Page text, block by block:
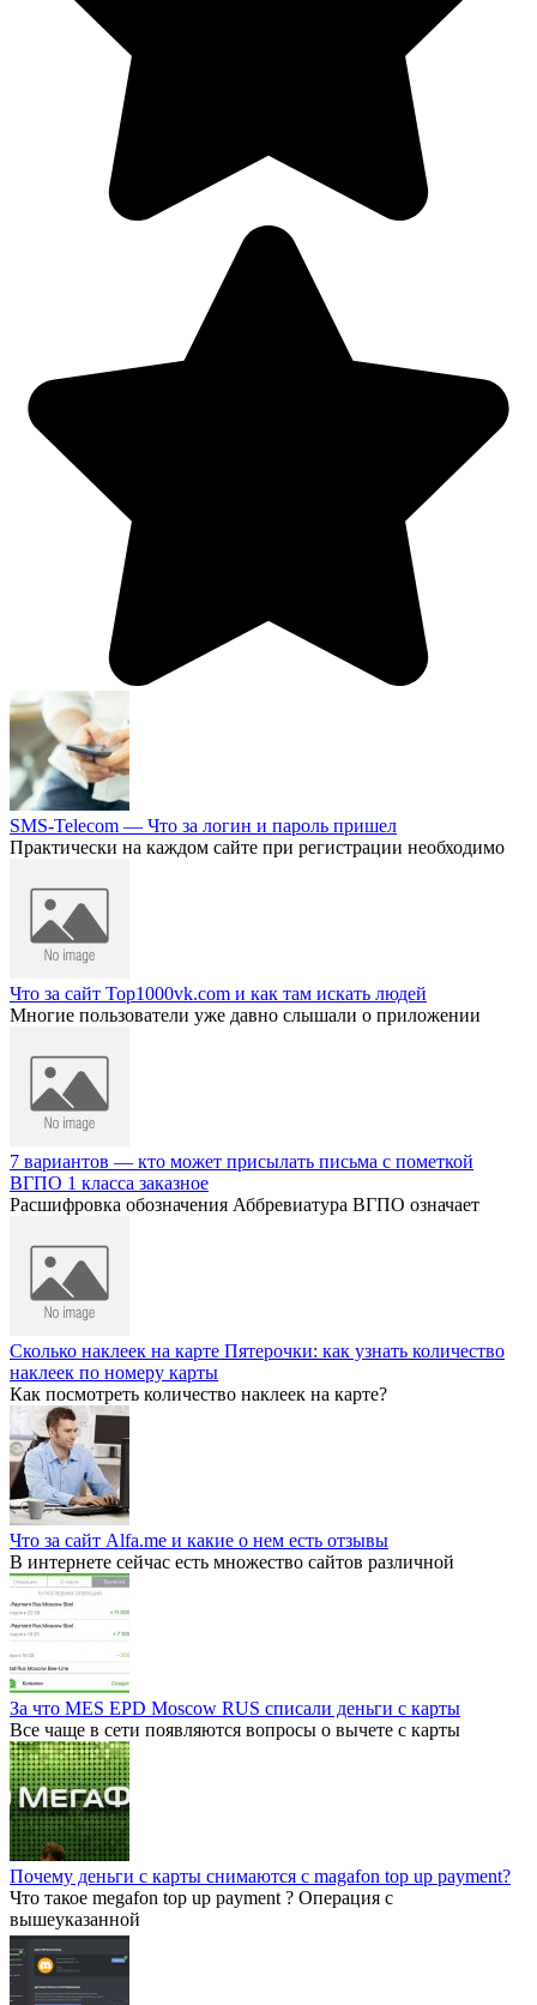
SMS-Telecom — Что за логин и пароль пришел
Практически на каждом сайте при регистрации необходимо
Что за сайт Top1000vk.com и как там искать людей
Многие пользователи уже давно слышали о приложении
7 вариантов — кто может присылать письма с пометкой
ВГПО 1 класса заказное
Расшифровка обозначения Аббревиатура ВГПО означает
Сколько наклеек на карте Пятерочки: как узнать количество
наклеек по номеру карты
Как посмотреть количество наклеек на карте?
Что за сайт Alfa.me и какие о нем есть отзывы
В интернете сейчас есть множество сайтов различной
За что MES EPD Moscow RUS списали деньги с карты
Все чаще в сети появляются вопросы о вычете с карты
Почему деньги с карты снимаются с magafon top up payment?
Что такое megafon top up payment ? Операция с
вышеуказанной